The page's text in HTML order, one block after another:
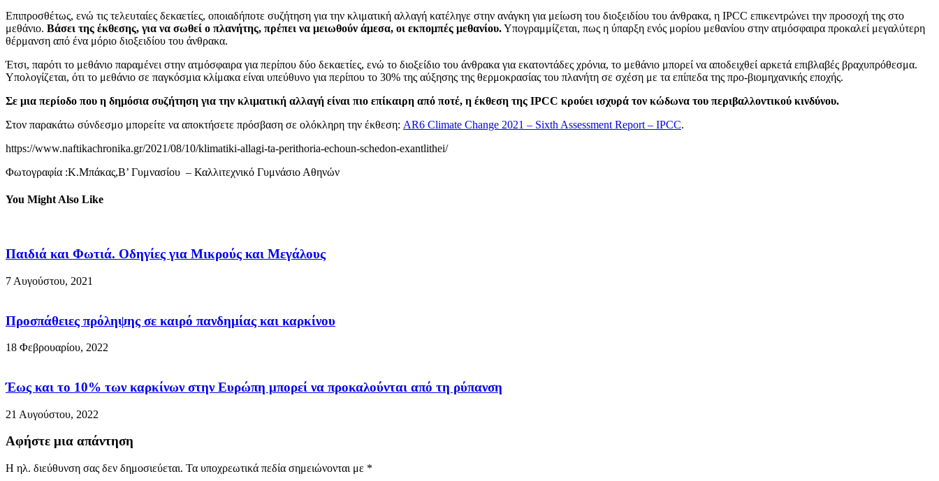
Επιπροσθέτως, ενώ τις τελευταίες δεκαετίες, οποιαδήποτε συζήτηση για την κλιματική αλλαγή κατέληγε στην ανάγκη για μείωση του διοξειδίου του άνθρακα, η IPCC επικεντρώνει την προσοχή της στο
μεθάνιο. Βάσει της έκθεσης, για να σωθεί ο πλανήτης, πρέπει να μειωθούν άμεσα, οι εκπομπές μεθανίου.Υπογραμμίζεται, πως η ύπαρξη ενός μορίου μεθανίου στην ατμόσφαιρα προκαλεί μεγαλύτερη
θέρμανση από ένα μόριο διοξειδίου του άνθρακα.
Έτσι, παρότι το μεθάνιο παραμένει στην ατμόσφαιρα για περίπου δύο δεκαετίες, ενώ το διοξείδιο του άνθρακα για εκατοντάδες χρόνια, το μεθάνιο μπορεί να αποδειχθεί αρκετά επιβλαβές βραχυπρόθεσμα.
Υπολογίζεται, ότι το μεθάνιο σε παγκόσμια κλίμακα είναι υπεύθυνο για περίπου το 30% της αύξησης της θερμοκρασίας του πλανήτη σε σχέση με τα επίπεδα της προ-βιομηχανικής εποχής.
Σε μια περίοδο που η δημόσια συζήτηση για την κλιματική αλλαγή είναι πιο επίκαιρη από ποτέ, η έκθεση της IPCC κρούει ισχυρά τον κώδωνα του περιβαλλοντικού κινδύνου.
Στον παρακάτω σύνδεσμο μπορείτε να αποκτήσετε πρόσβαση σε ολόκληρη την έκθεση: AR6 Climate Change 2021 – Sixth Assessment Report – IPCC.
https://www.naftikachronika.gr/2021/08/10/klimatiki-allagi-ta-perithoria-echoun-schedon-exantlithei/
Φωτογραφία :Κ.Μπάκας,Β’ Γυμνασίου – Καλλιτεχνικό Γυμνάσιο Αθηνών
You Might Also Like
Παιδιά και Φωτιά. Οδηγίες για Μικρούς και Μεγάλους
7 Αυγούστου, 2021
Προσπάθειες πρόληψης σε καιρό πανδημίας και καρκίνου
18 Φεβρουαρίου, 2022
Έως και το 10% των καρκίνων στην Ευρώπη μπορεί να προκαλούνται από τη ρύπανση
21 Αυγούστου, 2022
Αφήστε μια απάντηση
Η ηλ. διεύθυνση σας δεν δημοσιεύεται. Τα υποχρεωτικά πεδία σημειώνονται με *